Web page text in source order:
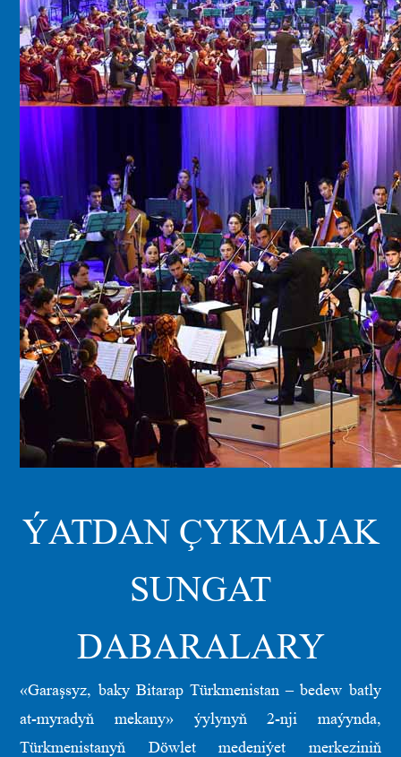
ÝATDAN ÇYKMAJAK
SUNGAT
DABARALARY
«Garaşsyz, baky Bitarap Türkmenistan – bedew batly
at-myradyň mekany» ýylynyň 2-nji maýynda,
Türkmenistanyň Döwlet medeniýet merkeziniň